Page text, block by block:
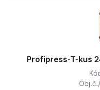
Profipress-T-kus